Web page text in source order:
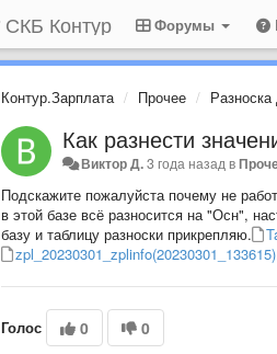
СКБ Контур Форумы
Контур.Зарплата Прочее
Как разнести
Виктор Д.3 года назад в
Подскажите пожалуйста почему не
в этой базе всё разносится на "Осн",
базу и таблицу разноски прикрепляю.
Голос 0 0